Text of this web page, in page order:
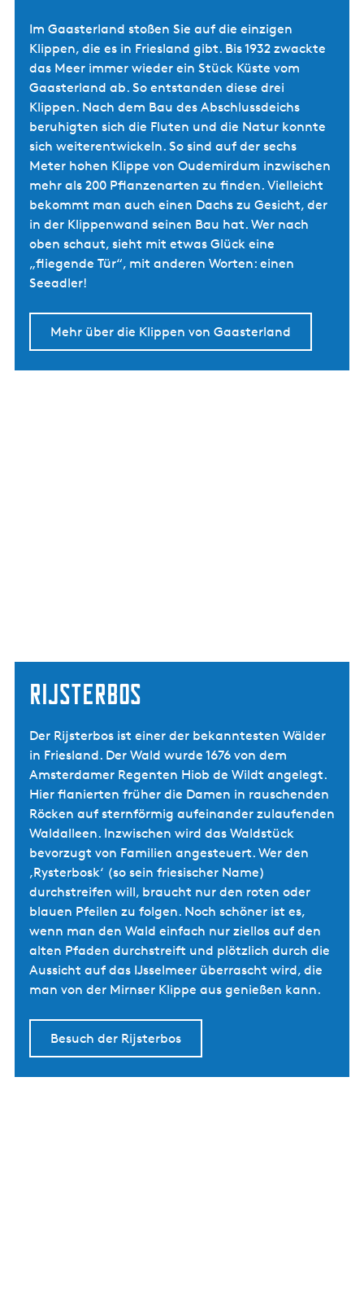
Im Gaasterland stoßen Sie auf die einzigen
Klippen, die es in Friesland gibt. Bis 1932 zwackte
das Meer immer wieder ein Stück Küste vom
Gaasterland ab. So entstanden diese drei
Klippen. Nach dem Bau des Abschlussdeichs
beruhigten sich die Fluten und die Natur konnte
sich weiterentwickeln. So sind auf der sechs
Meter hohen Klippe von Oudemirdum inzwischen
mehr als 200 Pflanzenarten zu finden. Vielleicht
bekommt man auch einen Dachs zu Gesicht, der
in der Klippenwand seinen Bau hat. Wer nach
oben schaut, sieht mit etwas Glück eine
„fliegende Tür“, mit anderen Worten: einen
Seeadler!
Mehr über die Klippen von Gaasterland
Rijsterbos
Der Rijsterbos ist einer der bekanntesten Wälder
in Friesland. Der Wald wurde 1676 von dem
Amsterdamer Regenten Hiob de Wildt angelegt.
Hier flanierten früher die Damen in rauschenden
Röcken auf sternförmig aufeinander zulaufenden
Waldalleen. Inzwischen wird das Waldstück
bevorzugt von Familien angesteuert. Wer den
‚Rysterbosk‘ (so sein friesischer Name)
durchstreifen will, braucht nur den roten oder
blauen Pfeilen zu folgen. Noch schöner ist es,
wenn man den Wald einfach nur ziellos auf den
alten Pfaden durchstreift und plötzlich durch die
Aussicht auf das IJsselmeer überrascht wird, die
man von der Mirnser Klippe aus genießen kann.
Besuch der Rijsterbos